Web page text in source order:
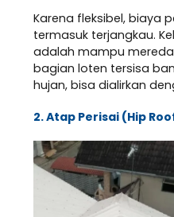
Karena fleksibel, biaya
termasuk terjangkau.
adalah mampu
bagian loten tersisa
hujan, bisa dialirkan
2. Atap Perisai (Hip